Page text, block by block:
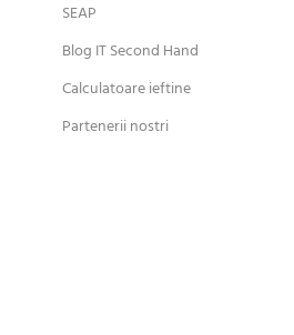
SEAP
Blog IT Second Hand
Calculatoare ieftine
Partenerii nostri